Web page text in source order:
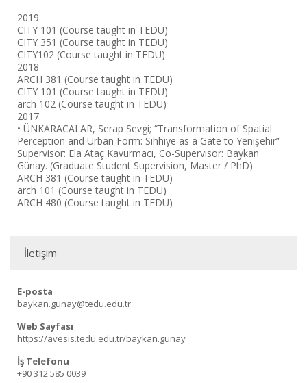
2019
CITY 101 (Course taught in TEDU)
CITY 351 (Course taught in TEDU)
CITY102 (Course taught in TEDU)
2018
ARCH 381 (Course taught in TEDU)
CITY 101 (Course taught in TEDU)
arch 102 (Course taught in TEDU)
2017
• ÜNKARACALAR, Serap Sevgi; “Transformation of Spatial
Perception and Urban Form: Sıhhiye as a Gate to Yenişehir”
Supervisor: Ela Ataç Kavurmacı, Co-Supervisor: Baykan
Günay. (Graduate Student Supervision, Master / PhD)
ARCH 381 (Course taught in TEDU)
arch 101 (Course taught in TEDU)
ARCH 480 (Course taught in TEDU)
İletişim
E-posta
baykan.gunay@tedu.edu.tr
Web Sayfası
https://avesis.tedu.edu.tr/baykan.gunay
İş Telefonu
+90 312 585 0039